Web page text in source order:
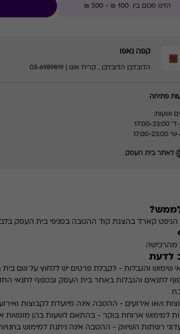
קפה נאפו
הדובדבן הדובדבן , קרית אונו | 03-6989819
פתיחה
ושעות:
23:00
23:00
לאתר בית העסק
הגיפט קארד בהצגת קוד ההטבה בסניפי בית העסק
לדעת
שימוש והגבלות -לקבלת פרטים יש ללחוץ על שם
ו/או אירועים - ההטבה אינה מיועדת לקבוצות
למימוש ארוחת בוקר -בהתאם לשעות בהן מוגשות
רשתות השיווק - ההטבה אינה ניתנת למימוש